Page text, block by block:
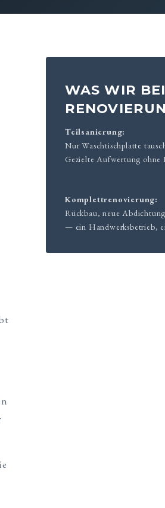
WAS WIR BEI
Teilsanierung:
Nur Waschtischplatte
Gezielte Aufwertung ohne
Komplettrenovierung:
Rückbau, neue
— ein Handwerksbetrieb,